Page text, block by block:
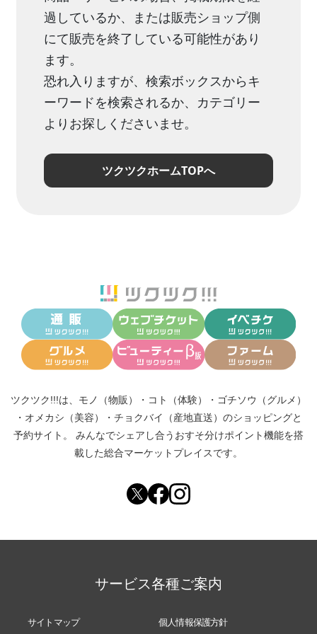
過しているか、または販売ショップ側
にて販売を終了している可能性があり
ます。
恐れ入りますが、検索ボックスからキ
ーワードを検索されるか、カテゴリー
よりお探しくださいませ。
ツクツクホームTOPへ
ツクツク!!!は、 モノ（物販） ・ コト（体験） ・ ゴチソウ（グルメ）
・ オメカシ（美容） ・ チョクバイ（産地直送） のショッピングと
予約サイト。
みんなでシェアし合う おすそ分けポイント機能を搭
載した総合マーケットプレイスです。
サービス各種ご案内
サイトマップ 個人情報保護方針